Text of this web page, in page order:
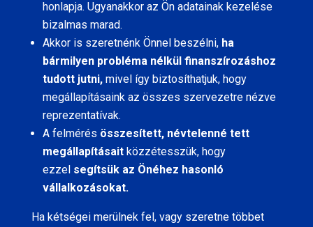
honlapja. Ugyanakkor az Ön adatainak kezelése
bizalmas marad.
Akkor is szeretnénk Önnel beszélni, ha
bármilyen probléma nélkül finanszírozáshoz
tudott jutni,mivel így biztosíthatjuk, hogy
megállapításaink az összes szervezetre nézve
reprezentatívak.
A felmérés összesített, névtelenné tett
megállapításaitközzétesszük, hogy
ezzel segítsük az Önéhez hasonló
vállalkozásokat.
Ha kétségei merülnek fel, vagy szeretne többet